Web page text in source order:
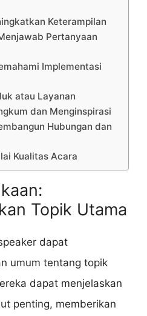
Keterampilan
Pertanyaan
Implementasi
atau Layanan
dan Menginspirasi
Hubungan dan
Kualitas Acara
Topik Utama
dapat
umum tentang topik
dapat menjelaskan
penting, memberikan